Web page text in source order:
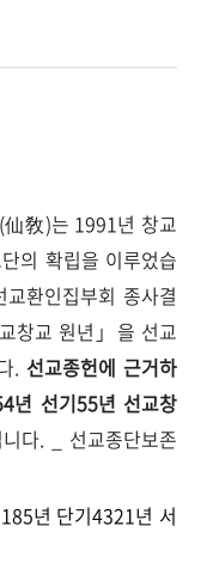
仙敎)는 1991년 창교
의 확립을 이루었습
환인집부회 종사결
창교 원년」을 선교
. 선교종헌에 근거하
년 선기55년 선교창
니다. _ 선교종단보존
년 단기4321년 서